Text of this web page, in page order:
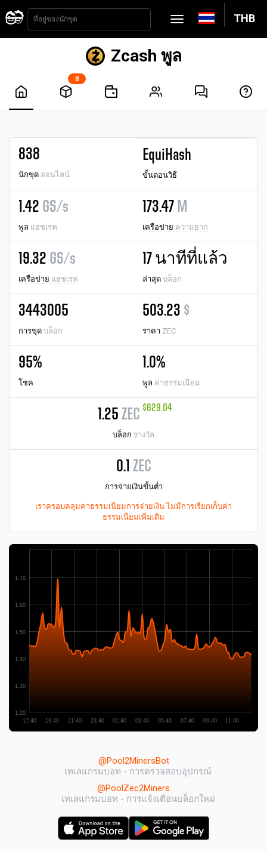
THB
Zcash พูล
8
838
นักขุด ออนไลน์
EquiHash
ขั้นตอนวิธี
1.42 GS/s
พูล แฮชเรท
173.47 M
เครือข่าย ความยาก
19.32 GS/s
เครือข่าย แฮชเรท
17 นาทีที่แล้ว
ล่าสุด บล็อก
3443005
การขุด บล็อก
503.23 $
ราคา ZEC
95%
โชค
1.0%
พูล ค่าธรรมเนียม
1.25 ZEC $629.04
บล็อก รางวัล
0.1 ZEC
การจ่ายเงินขั้นต่ำ
เราครอบคลุมค่าธรรมเนียมการจ่ายเงิน ไม่มีการเรียกเก็บค่า
ธรรมเนียมเพิ่มเติม
17:40 19:40 21:40 23:40 01:40 03:40 05:40 07:40 09:40 11:40
1.20
1.30
1.40
1.50
1.60
1.70
@Pool2MinersBot
เทเลแกรมบอท - การตรวจสอบอุปกรณ์
@PoolZec2Miners
เทเลแกรมบอท - การแจ้งเตือนบล็อกใหม่